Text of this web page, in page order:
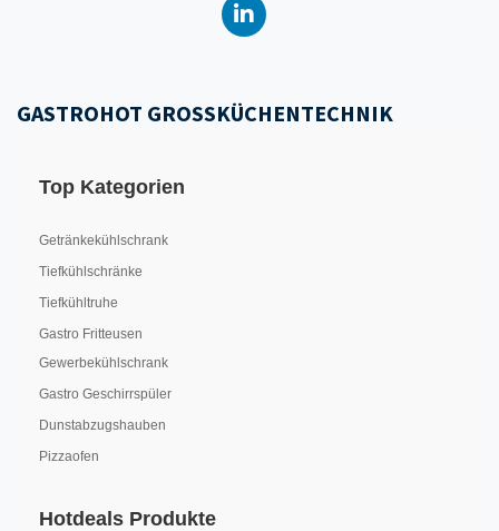
GASTROHOT GROSSKÜCHENTECHNIK
Top Kategorien
Getränkekühlschrank
Tiefkühlschränke
Tiefkühltruhe
Gastro Fritteusen
Gewerbekühlschrank
Gastro Geschirrspüler
Dunstabzugshauben
Pizzaofen
Hotdeals Produkte